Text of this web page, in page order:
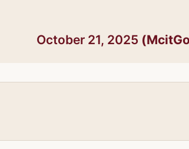
October 21, 2025